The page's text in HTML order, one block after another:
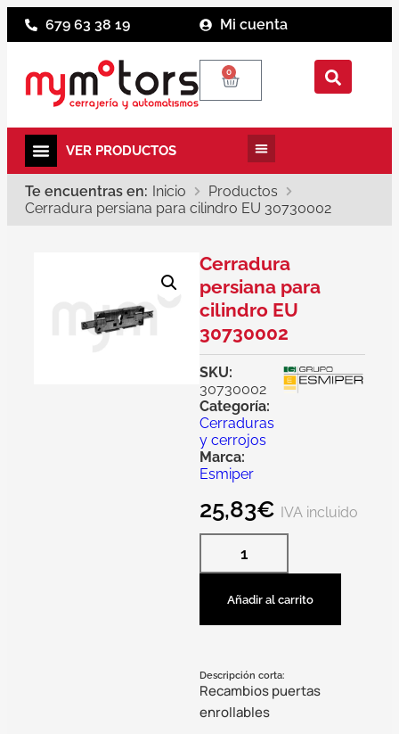
679 63 38 19 Mi cuenta
0
Te encuentras en: Inicio
Productos
Cerradura persiana para cilindro EU 30730002
Cerradura
persiana para
cilindro EU
30730002
SKU:
30730002
Categoría:
Cerraduras
y cerrojos
Marca:
Esmiper
25,83€ IVA incluido
Añadir al carrito
Descripción corta:
Recambios puertas
enrollables